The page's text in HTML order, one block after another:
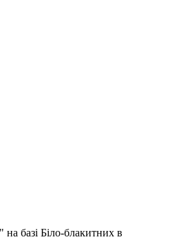
базі Біло-блакитних в